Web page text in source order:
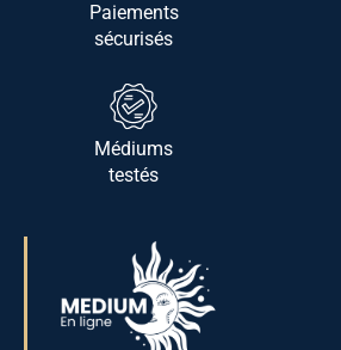
Paiements
sécurisés
Médiums
testés